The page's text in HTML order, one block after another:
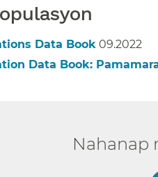
Data Book 09.2022​​
Data Book:
Nahanap